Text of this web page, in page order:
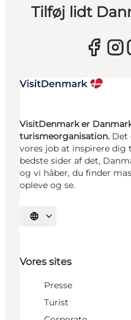
Tilføj lidt
VisitDenmark er
turismeorganisation. Det
vores job at inspirere dig
bedste sider af det,
og vi håber, du finder
opleve og se.
Vælg sprog
Vores sites
Presse
Turist